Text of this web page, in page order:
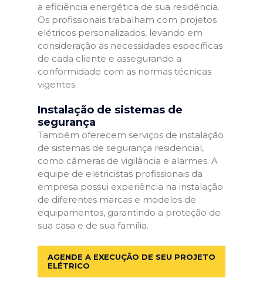
a eficiência energética de sua residência.
Os profissionais trabalham com projetos
elétricos personalizados, levando em
consideração as necessidades específicas
de cada cliente e assegurando a
conformidade com as normas técnicas
vigentes.
Instalação de sistemas de
segurança
Também oferecem serviços de instalação
de sistemas de segurança residencial,
como câmeras de vigilância e alarmes. A
equipe de eletricistas profissionais da
empresa possui experiência na instalação
de diferentes marcas e modelos de
equipamentos, garantindo a proteção de
sua casa e de sua família.
AGENDE A EXECUÇÃO DE SEU PROJETO
ELÉTRICO